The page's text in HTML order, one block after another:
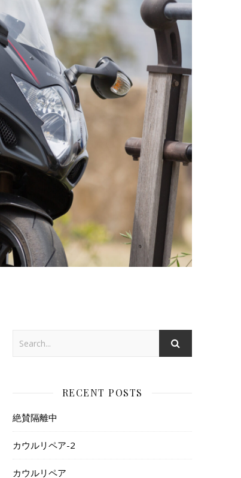
RECENT POSTS
絶賛隔離中
カウルリペア-2
カウルリペア